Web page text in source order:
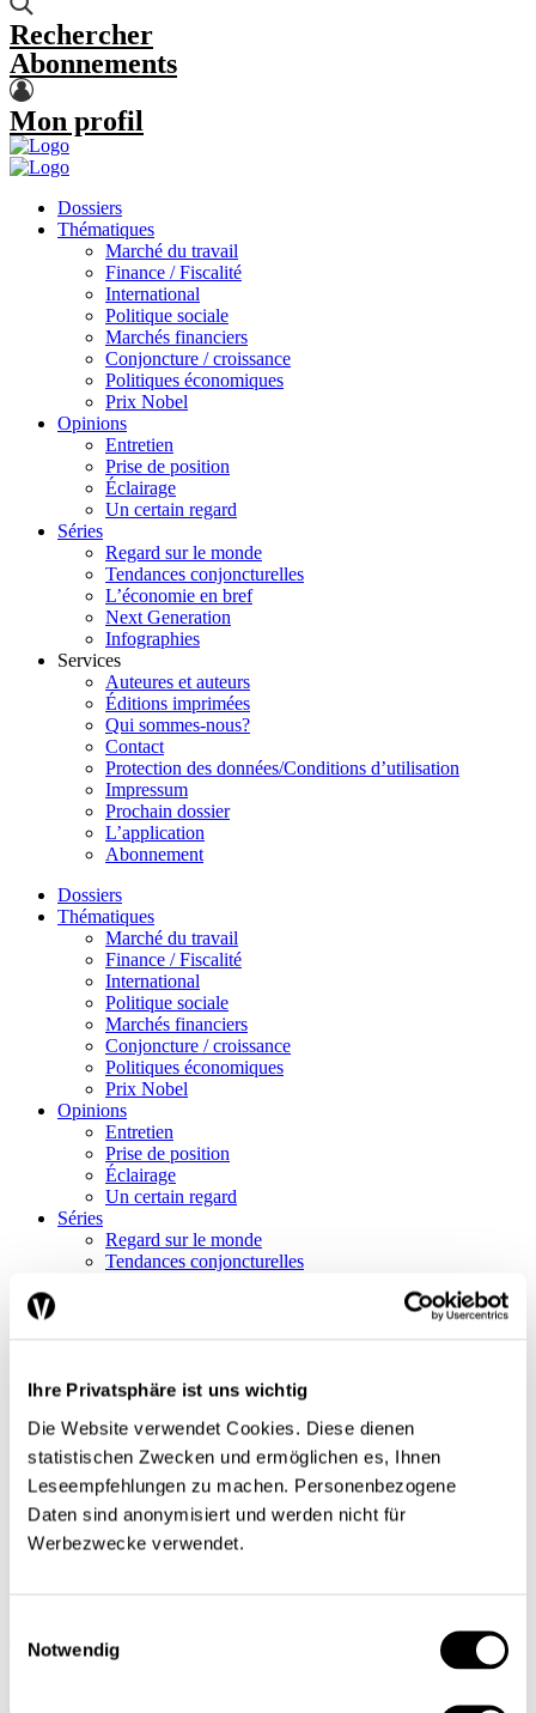
Ihre Privatsphäre ist uns wichtig
Die Website verwendet Cookies. Diese dienen
statistischen Zwecken und ermöglichen es, Ihnen
Leseempfehlungen zu machen. Personenbezogene
Daten sind anonymisiert und werden nicht für
Werbezwecke verwendet.
Notwendig
Rechercher
Abonnements
Mon profil
Dossiers
Thématiques
Marché du travail
Finance / Fiscalité
International
Politique sociale
Marchés financiers
Conjoncture / croissance
Politiques économiques
Prix Nobel
Opinions
Entretien
Prise de position
Éclairage
Un certain regard
Séries
Regard sur le monde
Tendances conjoncturelles
L’économie en bref
Next Generation
Infographies
Services
Auteures et auteurs
Éditions imprimées
Qui sommes-nous?
Contact
Protection des données/Conditions d’utilisation
Impressum
Prochain dossier
L’application
Abonnement
Dossiers
Thématiques
Marché du travail
Finance / Fiscalité
International
Politique sociale
Marchés financiers
Conjoncture / croissance
Politiques économiques
Prix Nobel
Opinions
Entretien
Prise de position
Éclairage
Un certain regard
Séries
Regard sur le monde
Tendances conjoncturelles
Éditions imprimées
Contact
Protection des données/Conditions d’utilisation
Impressum
Prochain dossier
L’application
Abonnement